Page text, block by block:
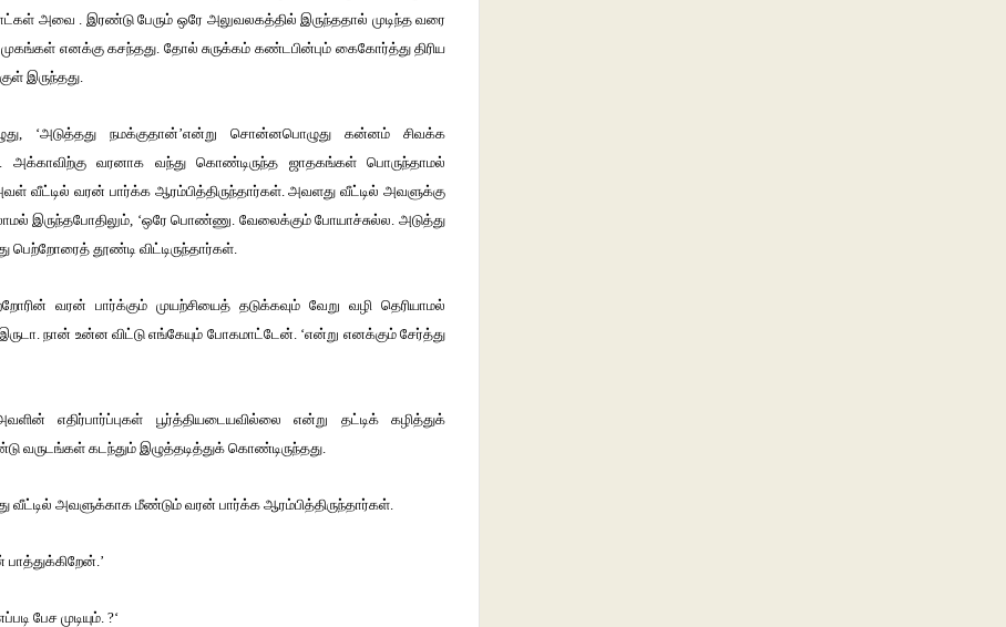
அவை இரண்டு பேரும் ஒரே அலுவலகத்தில் இருந்ததால் முடிந்த வரை
முகங்கள் எனக்கு கசந்தது தோல் சுருக்கம் கண்டபின்பும் கைகோர்த்து திரிய
இருந்தது
, ‘அடுத்தது நமக்குதான்’என்று சொன்னபொழுது கன்னம்
சிவக்க
அக்காவிற்கு வரனாக வந்து கொண்டிருந்த ஜாதகங்கள்
பொருந்தாமல்
வீட்டில் வரன் பார்க்க ஆரம்பித்திருந்தார்கள்.அவளது வீட்டில் அவளுக்கு
இருந்தபோதிலும் , ‘ஒரே பொண்ணு வேலைக்கும் போயாச்சுல்ல .அடுத்து
பெற்றோரைத் தூண்டி விட்டிருந்தார்கள்
வரன் பார்க்கும் முயற்சியைத் தடுக்கவும் வேறு வழி தெரியாமல்
.நான் உன்ன விட்டு எங்கேயும் போகமாட்டேன் . ‘என்று எனக்கும் சேர்த்து
எதிர்பார்ப்புகள் பூர்த்தியடையவில்லை என்று தட்டிக்
கழித்துக்
வருடங்கள் கடந்தும் இழுத்தடித்துக் கொண்டிருந்தது
வீட்டில் அவளுக்காக மீண்டும் வரன் பார்க்க ஆரம்பித்திருந்தார்கள்
பாத்துக்கிறேன் .’
பேச முடியும் . ?‘